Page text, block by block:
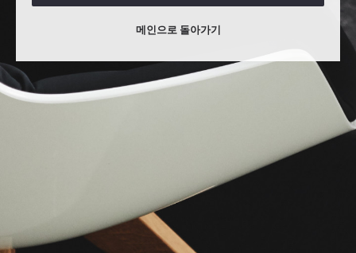
메인으로 돌아가기